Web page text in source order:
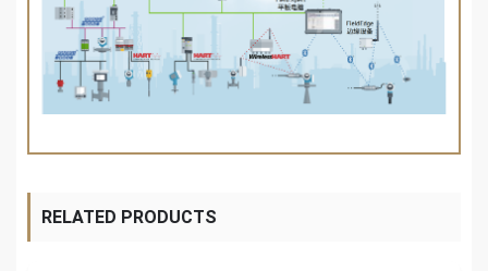
RELATED PRODUCTS